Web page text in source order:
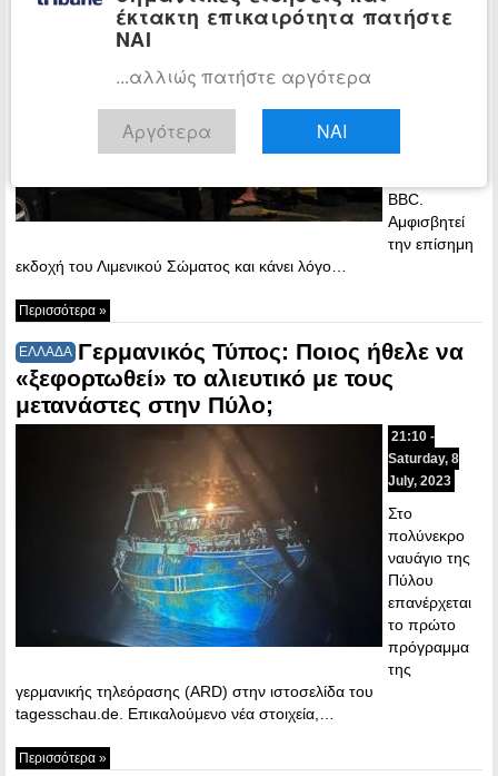
23:12 -
Thursday, 13
στο θέμα του
στην Πύλο το
BBC.
Αμφισβητεί
την επίσημη
εκδοχή του Λιμενικού Σώματος και κάνει λόγο…
Περισσότερα »
ΕΛΛΑΔΑ Γερμανικός Τύπος: Ποιος ήθελε να
«ξεφορτωθεί» το αλιευτικό με τους
μετανάστες στην Πύλο;
21:10 -
Saturday, 8
July, 2023
Στο
πολύνεκρο
ναυάγιο της
Πύλου
επανέρχεται
το πρώτο
πρόγραμμα
της
γερμανικής τηλεόρασης (ARD) στην ιστοσελίδα του
tagesschau.de. Επικαλούμενο νέα στοιχεία,…
Περισσότερα »
έκτακτη επικαιρότητα πατήστε
ΝΑΙ
...αλλιώς πατήστε αργότερα
Αργότερα ΝΑΙ